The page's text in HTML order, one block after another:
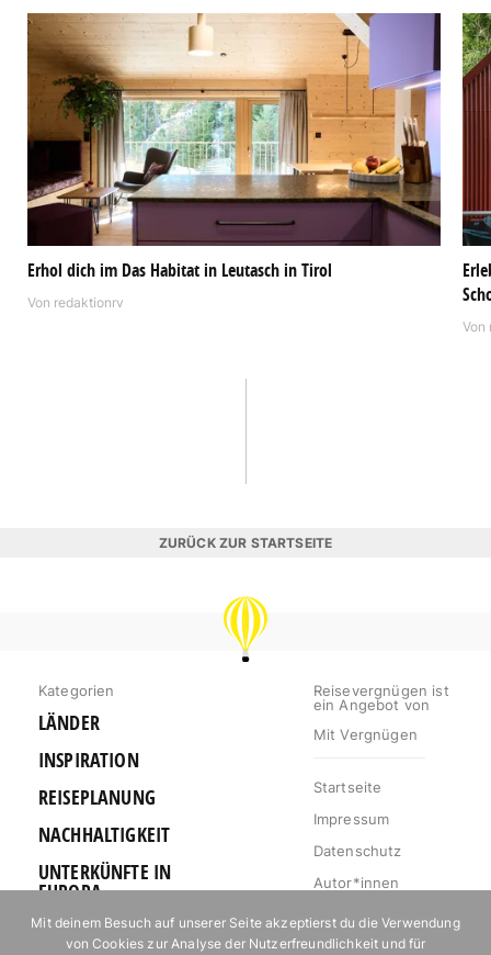
Erhol dich im Das Habitat in Leutasch in Tirol
Von redaktionrv
Von
ZURÜCK ZUR STARTSEITE
REISEVERGNÜGEN
Kategorien
LÄNDER
INSPIRATION
REISEPLANUNG
NACHHALTIGKEIT
UNTERKÜNFTE IN
EUROPA
OUTDOOR
Reisevergnügen ist
ein Angebot von
Mit Vergnügen
Startseite
Impressum
Datenschutz
Autor*innen
Mediakit
Jobs
Mit deinem Besuch auf unserer Seite akzeptierst du die Verwendung
von Cookies zur Analyse der Nutzerfreundlichkeit und für